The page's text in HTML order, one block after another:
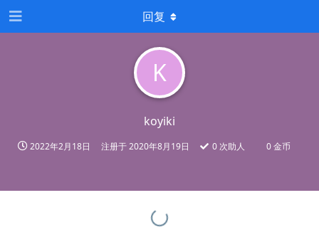
K
koyiki
2022年2月18日 注册于2020年8月19日 0 次助人 0 金币
回复